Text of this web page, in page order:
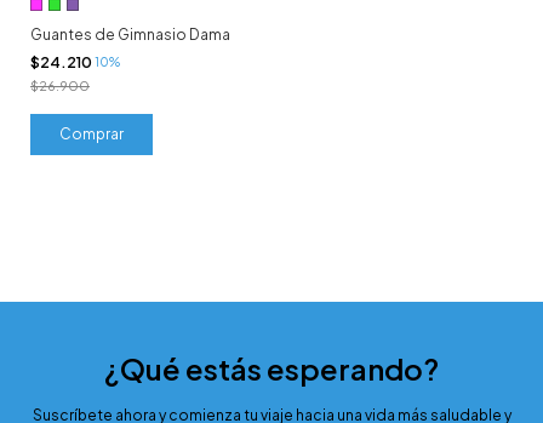
Guantes de Gimnasio Dama
$24.210 10%
$26.900
Comprar
¿Qué estás esperando?
Suscríbete ahora y comienza tu viaje hacia una vida más saludable y